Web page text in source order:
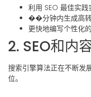
利用 SEO 最佳实践
��分钟内生成高转
更快地编写个性化
2. SEO和内
搜索引擎算法正在不断发
位。